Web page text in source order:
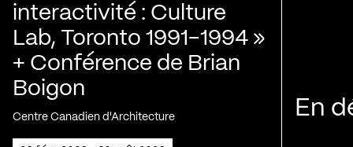
interactivité : Culture
Lab, Toronto 1991-1994 »
+ Conférence de Brian
Boigon
Centre Canadien d'Architecture En